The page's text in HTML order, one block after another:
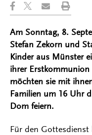
Am Sonntag, 8.
Stefan Zekorn und
Kinder aus Münster
ihrer Erstkommunion
möchten sie mit
Familien um 16 Uhr
Dom feiern.
Für den